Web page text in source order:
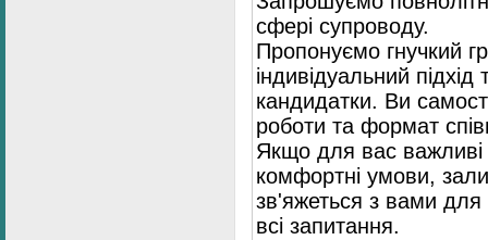
сфері супроводу.
Пропонуємо гнучкий
індивідуальний
кандидатки. Ви
роботи та формат
Якщо для вас важливі
комфортні умови,
зв'яжеться з вами для
всі запитання.